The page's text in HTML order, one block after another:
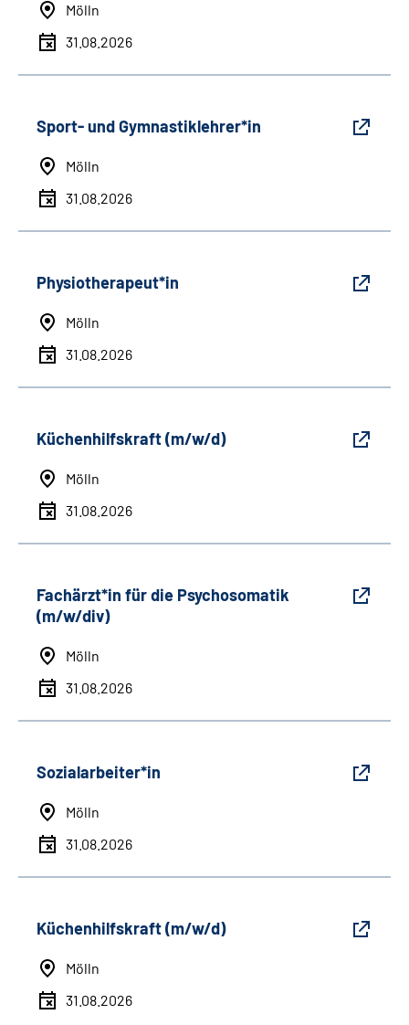
Mölln
31.08.2026
Sport- und Gymnastiklehrer*in
Mölln
31.08.2026
Physiotherapeut*in
Mölln
31.08.2026
Küchenhilfskraft (m/w/d)
Mölln
31.08.2026
Fachärzt*in für die Psychosomatik
(m/w/div)
Mölln
31.08.2026
Sozialarbeiter*in
Mölln
31.08.2026
Küchenhilfskraft (m/w/d)
Mölln
31.08.2026